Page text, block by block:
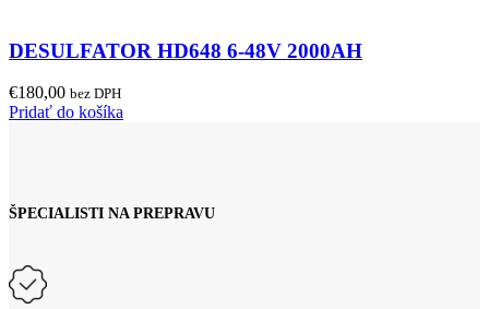
DESULFATOR HD648 6-48V 2000AH
€180,00 bez DPH
Pridať do košíka
ŠPECIALISTI NA PREPRAVU